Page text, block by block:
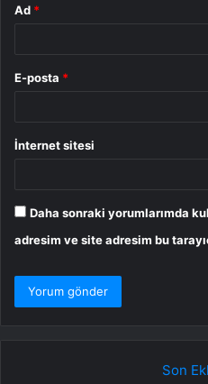
Ad *
E-posta *
İnternet sitesi
Daha sonraki yorumlarımda
adresim ve site adresim bu
Son